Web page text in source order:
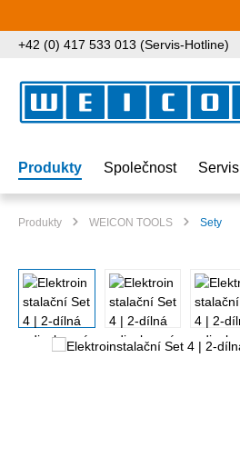
+42 (0) 417 533 013 (Servis-Hotline)
Produkty Společnost Servis
Produkty WEICON TOOLS Sety
Přeskočit galerii obrázků